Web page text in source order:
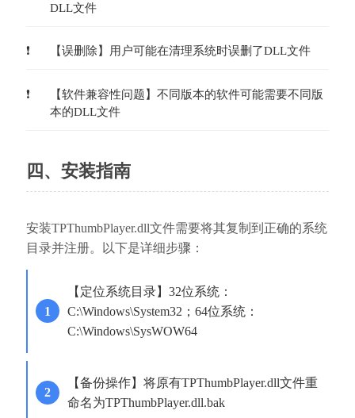
DLL文件
【误删除】用户可能在清理系统时误删了DLL文件
【软件兼容性问题】不同版本的软件可能需要不同版
本的DLL文件
四、安装指南
安装TPThumbPlayer.dll文件需要将其复制到正确的系统
目录并注册。以下是详细步骤：
【定位系统目录】32位系统：
C:\Windows\System32；64位系统：
C:\Windows\SysWOW64
【备份操作】将原有TPThumbPlayer.dll文件重
命名为TPThumbPlayer.dll.bak